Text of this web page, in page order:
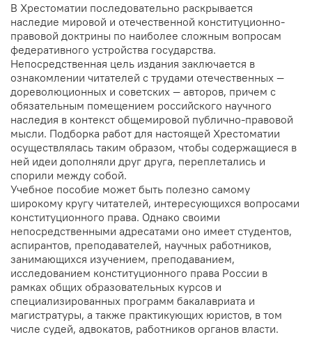
В Хрестоматии последовательно раскрывается
наследие мировой и отечественной конституционно-
правовой доктрины по наиболее сложным вопросам
федеративного устройства государства.
Непосредственная цель издания заключается в
ознакомлении читателей с трудами отечественных —
дореволюционных и советских — авторов, причем с
обязательным помещением российского научного
наследия в контекст общемировой публично-правовой
мысли. Подборка работ для настоящей Хрестоматии
осуществлялась таким образом, чтобы содержащиеся в
ней идеи дополняли друг друга, переплетались и
спорили между собой.
Учебное пособие может быть полезно самому
широкому кругу читателей, интересующихся вопросами
конституционного права. Однако своими
непосредственными адресатами оно имеет студентов,
аспирантов, преподавателей, научных работников,
занимающихся изучением, преподаванием,
исследованием конституционного права России в
рамках общих образовательных курсов и
специализированных программ бакалавриата и
магистратуры, а также практикующих юристов, в том
числе судей, адвокатов, работников органов власти.